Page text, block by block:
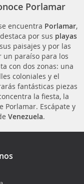
Porlamar
encuentra Porlamar,
por sus playas
paisajes y por las
un paraíso para los
con dos zonas: una
coloniales y el
fantásticas piezas
la fiesta, la
Porlamar. Escápate y
Venezuela.